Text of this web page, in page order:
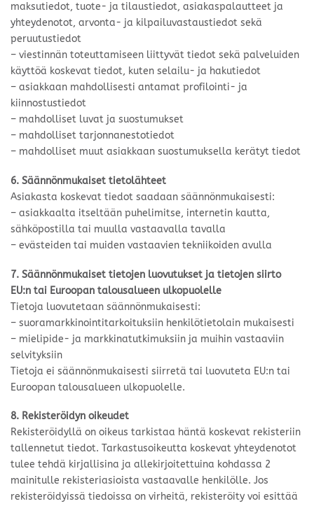
maksutiedot, tuote- ja tilaustiedot, asiakaspalautteet ja
yhteydenotot, arvonta- ja kilpailuvastaustiedot sekä
peruutustiedot
– viestinnän toteuttamiseen liittyvät tiedot sekä palveluiden
käyttöä koskevat tiedot, kuten selailu- ja hakutiedot
– asiakkaan mahdollisesti antamat profilointi- ja
kiinnostustiedot
– mahdolliset luvat ja suostumukset
– mahdolliset tarjonnanestotiedot
– mahdolliset muut asiakkaan suostumuksella kerätyt tiedot
6. Säännönmukaiset tietolähteet
Asiakasta koskevat tiedot saadaan säännönmukaisesti:
– asiakkaalta itseltään puhelimitse, internetin kautta,
sähköpostilla tai muulla vastaavalla tavalla
– evästeiden tai muiden vastaavien tekniikoiden avulla
7. Säännönmukaiset tietojen luovutukset ja tietojen siirto
EU:n tai Euroopan talousalueen ulkopuolelle
Tietoja luovutetaan säännönmukaisesti:
– suoramarkkinointitarkoituksiin henkilötietolain mukaisesti
– mielipide- ja markkinatutkimuksiin ja muihin vastaaviin
selvityksiin
Tietoja ei säännönmukaisesti siirretä tai luovuteta EU:n tai
Euroopan talousalueen ulkopuolelle.
8. Rekisteröidyn oikeudet
Rekisteröidyllä on oikeus tarkistaa häntä koskevat rekisteriin
tallennetut tiedot. Tarkastusoikeutta koskevat yhteydenotot
tulee tehdä kirjallisina ja allekirjoitettuina kohdassa 2
mainitulle rekisteriasioista vastaavalle henkilölle. Jos
rekisteröidyissä tiedoissa on virheitä, rekisteröity voi esittää